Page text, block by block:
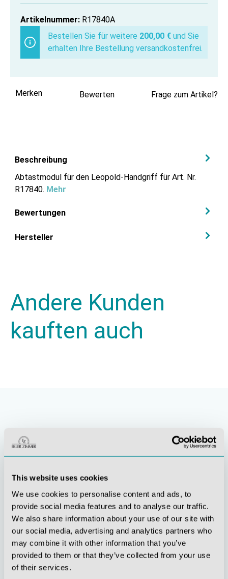
This website uses cookies
We use cookies to personalise content and ads, to
provide social media features and to analyse our traffic.
We also share information about your use of our site with
our social media, advertising and analytics partners who
may combine it with other information that you’ve
provided to them or that they’ve collected from your use
of their services.
Artikelnummer: R17840A
Bestellen Sie für weitere 200,00 € und Sie
erhalten Ihre Bestellung versandkostenfrei.
Merken Bewerten Frage zum Artikel?
Beschreibung
Abtastmodul für den Leopold-Handgriff für Art. Nr.
R17840. Mehr
Bewertungen
Hersteller
Andere Kunden
kauften auch
Stetige
Innovationskraft
Soziale
Verantwortung